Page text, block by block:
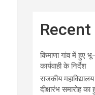
किमाणा गांव में हुए
कार्यवाही के निर्देश
राजकीय
दीक्षारंभ समारोह